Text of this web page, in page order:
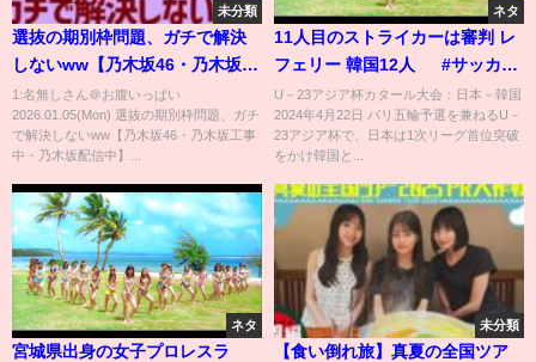
未分類
選抜の期別枠問題、ガチで解決
しないww【乃木坂46・乃木坂工
事中・乃木坂配信中】
1:名無しさん＠お腹いっぱい
2026.01.05(Mon) 選抜の期別枠問題、ガチ
で解決しないww【乃木坂46・乃木坂工事
中・乃木坂配信中】...
ネタ
11人目のストライカーは審判 レ
フェリー 韓国12人 #サッカー
日本代表 2024年4月22日 #U23
アジアカップ #名探偵コナン
U－23アジア杯カタール大会：日本－韓国
2024年4月22日 パリ五輪予選を兼ねるU－
23アジア杯で、日本は1次リーグ首位突破
をかけ韓国と...
ネタ
宮城県出身の女子プロレスラ
未分類
【食い倒れ旅】真夏の全国ツア